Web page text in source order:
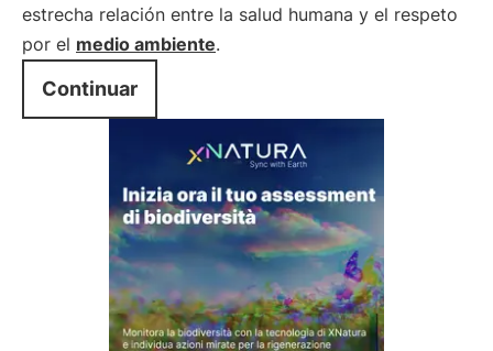
estrecha relación entre la salud humana y el respeto
por el medio ambiente.
Continuar